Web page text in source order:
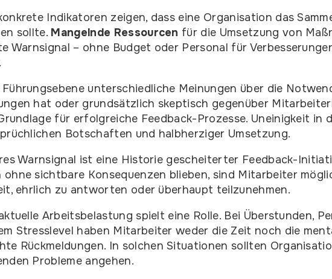
Indikatoren zeigen, dass eine Organisation das
sollte. Mangelnde Ressourcen für die Umsetzung von
Warnsignal – ohne Budget oder Personal für
unterschiedliche Meinungen über die
hat oder grundsätzlich skeptisch gegenüber
für erfolgreiche Feedback-Prozesse. Uneinigkeit in
Botschaften und halbherziger Umsetzung.
Warnsignal ist eine Historie gescheiterter Feedback-
ohne sichtbare Konsequenzen blieben, sind Mitarbeiter
ehrlich zu antworten oder überhaupt teilzunehmen.
Arbeitsbelastung spielt eine Rolle. Bei Überstunden,
Stresslevel haben Mitarbeiter weder die Zeit noch die
Rückmeldungen. In solchen Situationen sollten
Probleme angehen.